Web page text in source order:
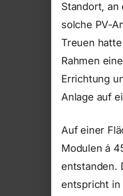
Standort, an
solche PV-
Treuen
Rahmen
Errichtung
Anlage auf
Auf einer
Modulen á
entstanden.
entspricht in